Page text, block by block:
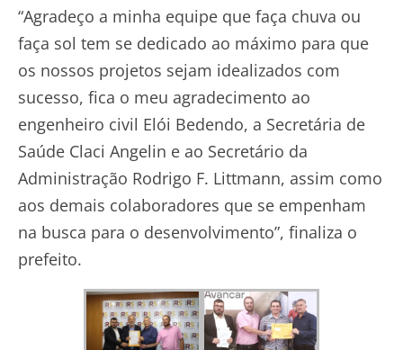
“Agradeço a minha equipe que faça chuva ou
faça sol tem se dedicado ao máximo para que
os nossos projetos sejam idealizados com
sucesso, fica o meu agradecimento ao
engenheiro civil Elói Bedendo, a Secretária de
Saúde Claci Angelin e ao Secretário da
Administração Rodrigo F. Littmann, assim como
aos demais colaboradores que se empenham
na busca para o desenvolvimento”, finaliza o
prefeito.